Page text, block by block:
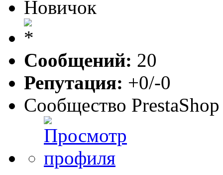
Новичок
Сообщений: 20
Репутация: +0/-0
Сообщество PrestaShop